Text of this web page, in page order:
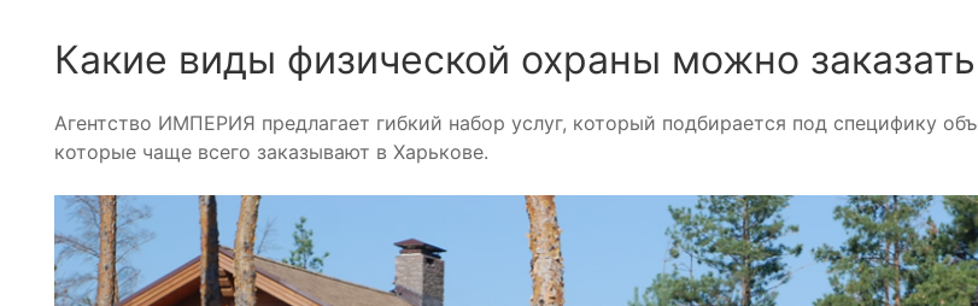
Какие виды физической охраны можно
Агентство ИМПЕРИЯ предлагает гибкий набор услуг, который подбирается под специфику
которые чаще всего заказывают в Харькове.